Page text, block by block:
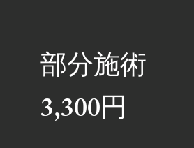
部分施術
​3,300円